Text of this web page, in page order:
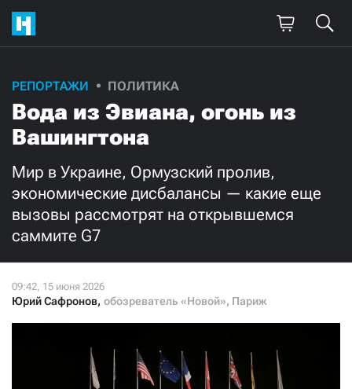
РЕПОРТАЖИ ПОЛИТИКА
Вода из Эвиана, огонь из
Вашингтона
Мир в Украине, Ормузский пролив,
экономические дисбалансы — какие еще
вызовы рассмотрят на открывшемся
саммите G7
Юрий Сафронов, обозреватель «Новой», Париж
Поддержите
нашу работу!
Ежемесячно
3000 1000
500
СТАТЬ СОУЧАСТНИКОМ
ПОДЕЛИТЬСЯ С ДРУЗЬЯМИ